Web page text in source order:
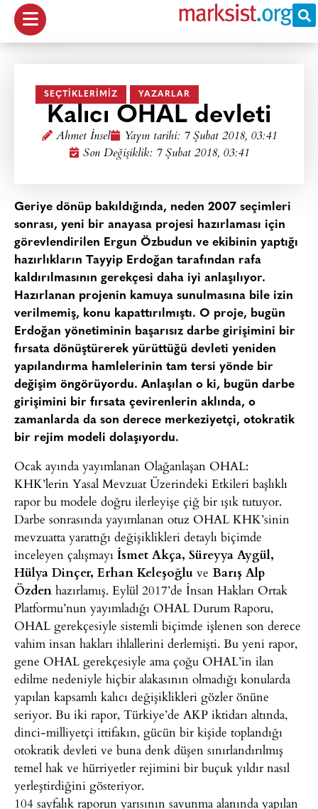
SEÇTIKLERIMIZ YAZARLAR
Kalıcı OHAL devleti
Ahmet İnsel Yayın tarihi: 7 Şubat 2018, 03:41
Son Değişiklik: 7 Şubat 2018, 03:41
Geriye dönüp bakıldığında, neden 2007 seçimleri
sonrası, yeni bir anayasa projesi hazırlaması için
görevlendirilen Ergun Özbudun ve ekibinin yaptığı
hazırlıkların Tayyip Erdoğan tarafından rafa
kaldırılmasının gerekçesi daha iyi anlaşılıyor.
Hazırlanan projenin kamuya sunulmasına bile izin
verilmemiş, konu kapattırılmıştı. O proje, bugün
Erdoğan yönetiminin başarısız darbe girişimini bir
fırsata dönüştürerek yürüttüğü devleti yeniden
yapılandırma hamlelerinin tam tersi yönde bir
değişim öngörüyordu. Anlaşılan o ki, bugün darbe
girişimini bir fırsata çevirenlerin aklında, o
zamanlarda da son derece merkeziyetçi, otokratik
bir rejim modeli dolaşıyordu.
Ocak ayında yayımlanan Olağanlaşan OHAL:
KHK’lerin Yasal Mevzuat Üzerindeki Etkileri başlıklı
rapor bu modele doğru ilerleyişe çiğ bir ışık tutuyor.
Darbe sonrasında yayımlanan otuz OHAL KHK’sinin
mevzuatta yarattığı değişiklikleri detaylı biçimde
inceleyen çalışmayı İsmet Akça, Süreyya Aygül,
Hülya Dinçer, Erhan Keleşoğlu ve Barış Alp
Özden hazırlamış. Eylül 2017’de İnsan Hakları Ortak
Platformu’nun yayımladığı OHAL Durum Raporu,
OHAL gerekçesiyle sistemli biçimde işlenen son derece
vahim insan hakları ihlallerini derlemişti. Bu yeni rapor,
gene OHAL gerekçesiyle ama çoğu OHAL’in ilan
edilme nedeniyle hiçbir alakasının olmadığı konularda
yapılan kapsamlı kalıcı değişiklikleri gözler önüne
seriyor. Bu iki rapor, Türkiye’de AKP iktidarı altında,
dinci-milliyetçi ittifakın, gücün bir kişide toplandığı
otokratik devleti ve buna denk düşen sınırlandırılmış
temel hak ve hürriyetler rejimini bir buçuk yıldır nasıl
yerleştirdiğini gösteriyor.
104 sayfalık raporun yarısının savunma alanında yapılan